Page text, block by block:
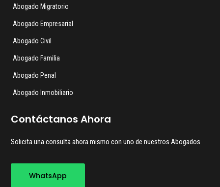
Abogado Migratorio
Abogado Empresarial
Abogado Civil
Abogado Familia
Abogado Penal
Abogado Inmobiliario
Contáctanos Ahora
Solicita una consulta ahora mismo con uno de nuestros Abogados
WhatsApp